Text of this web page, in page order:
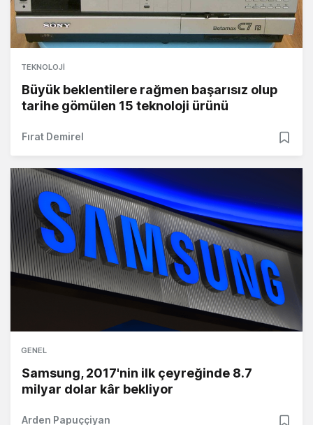
TEKNOLOJI
Büyük beklentilere rağmen başarısız olup
tarihe gömülen 15 teknoloji ürünü
Fırat Demirel
GENEL
Samsung, 2017'nin ilk çeyreğinde 8.7
milyar dolar kâr bekliyor
Arden Papuççiyan